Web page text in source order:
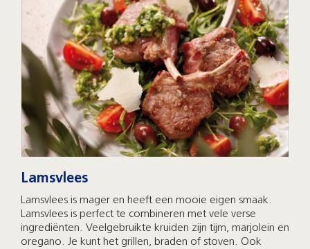
Lamsvlees
Lamsvlees is mager en heeft een mooie eigen smaak.
Lamsvlees is perfect te combineren met vele verse
ingrediënten. Veelgebruikte kruiden zijn tijm, marjolein en
oregano. Je kunt het grillen, braden of stoven. Ook